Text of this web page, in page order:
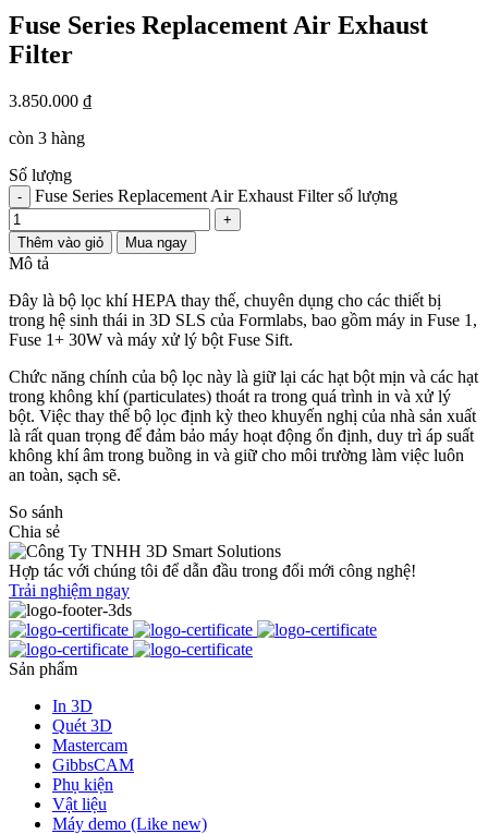
Fuse Series Replacement Air Exhaust
Filter
3.850.000 ₫
còn 3 hàng
Số lượng
- Fuse Series Replacement Air Exhaust Filter số lượng
+
Thêm vào giỏ
Mua ngay
Mô tả
Đây là bộ lọc khí HEPA thay thế, chuyên dụng cho các thiết bị
trong hệ sinh thái in 3D SLS của Formlabs, bao gồm máy in Fuse 1,
Fuse 1+ 30W và máy xử lý bột Fuse Sift.
Chức năng chính của bộ lọc này là giữ lại các hạt bột mịn và các hạt
trong không khí (particulates) thoát ra trong quá trình in và xử lý
bột. Việc thay thế bộ lọc định kỳ theo khuyến nghị của nhà sản xuất
là rất quan trọng để đảm bảo máy hoạt động ổn định, duy trì áp suất
không khí âm trong buồng in và giữ cho môi trường làm việc luôn
an toàn, sạch sẽ.
So sánh
Chia sẻ
Hợp tác với chúng tôi để dẫn đầu trong đổi mới công nghệ!
Trải nghiệm ngay
Sản phẩm
In 3D
Quét 3D
Mastercam
GibbsCAM
Phụ kiện
Vật liệu
Máy demo (Like new)